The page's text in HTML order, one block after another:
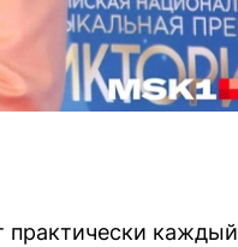
практически каждый